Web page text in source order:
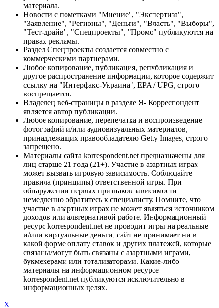
материала.
Новости с пометками "Мнение", "Экспертиза",
"Заявление", "Регионы", "Деньги", "Власть", "Выборы",
"Тест-драйв", "Спецпроекты", "Промо" публикуются на
правах рекламы.
Раздел Спецпроекты создается совместно с
коммерческими партнерами.
Любое копирование, публикация, републикация и
другое распространение информации, которое содержит
ссылку на "Интерфакс-Украина", EPA / UPG, строго
воспрещается.
Владелец веб-страницы в разделе Я- Корреспондент
является автор публикации.
Любое копирование, перепечатка и воспроизведение
фотографий и/или аудиовизуальных материалов,
принадлежащих правообладателю Getty Images, строго
запрещено.
Материалы сайта korrespondent.net предназначены для
лиц старше 21 года (21+). Участие в азартных играх
может вызвать игровую зависимость. Соблюдайте
правила (принципы) ответственной игры. При
обнаружении первых признаков зависимости
немедленно обратитесь к специалисту. Помните, что
участие в азартных играх не может являться источником
доходов или альтернативой работе. Информационный
ресурс korrespondent.net не проводит игры на реальные
и/или виртуальные деньги, сайт не принимает ни в
какой форме оплату ставок и других платежей, которые
связаны/могут быть связаны с азартными играми,
букмекерами или тотализаторами. Какие-либо
материалы на информационном ресурсе
korrespondent.net публикуются исключительно в
информационных целях.
X